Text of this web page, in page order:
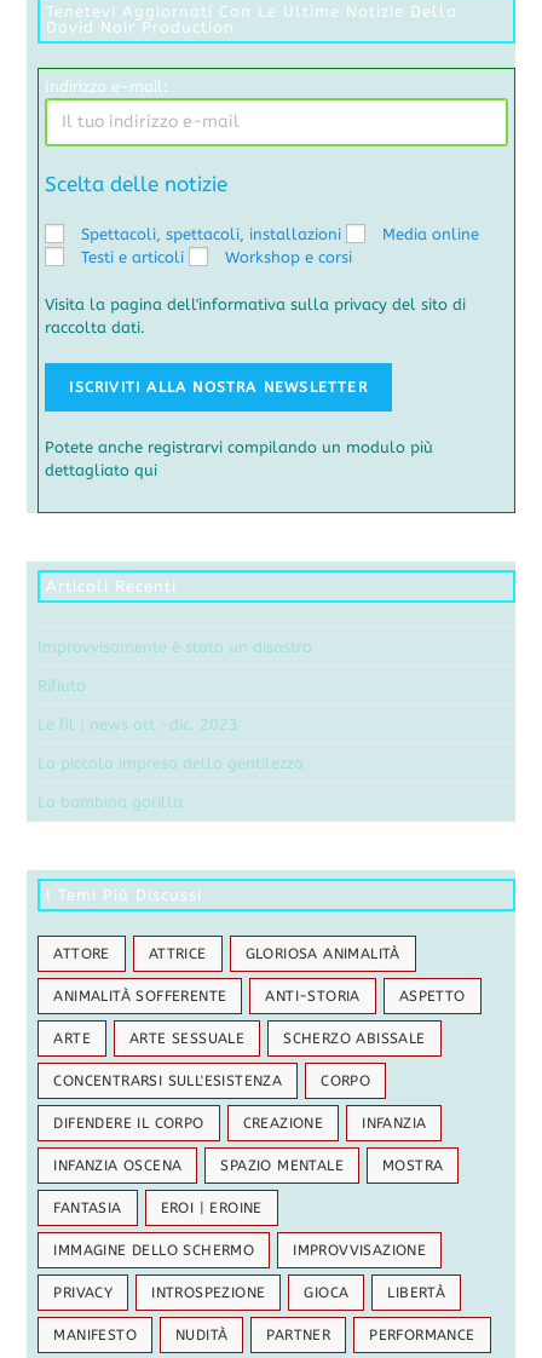
Tenetevi Aggiornati Con Le Ultime Notizie Della
David Noir Production
Indirizzo e-mail:
Scelta delle notizie
Spettacoli, spettacoli, installazioni
Media online
Testi e articoli
Workshop e corsi
Visita la pagina dell'informativa sulla privacy del sito di
raccolta dati.
Potete anche registrarvi compilando un modulo più
dettagliato qui
Articoli Recenti
Improvvisamente è stato un disastro
Rifiuto
Le fil | news ott.-dic. 2023
La piccola impresa della gentilezza
La bambina gorilla
I Temi Più Discussi
ATTORE ATTRICE GLORIOSA ANIMALITÀ
ANIMALITÀ SOFFERENTE ANTI-STORIA ASPETTO
ARTE ARTE SESSUALE SCHERZO ABISSALE
CONCENTRARSI SULL'ESISTENZA CORPO
DIFENDERE IL CORPO CREAZIONE INFANZIA
INFANZIA OSCENA SPAZIO MENTALE MOSTRA
FANTASIA EROI | EROINE
IMMAGINE DELLO SCHERMO IMPROVVISAZIONE
PRIVACY INTROSPEZIONE GIOCA LIBERTÀ
MANIFESTO NUDITÀ PARTNER PERFORMANCE